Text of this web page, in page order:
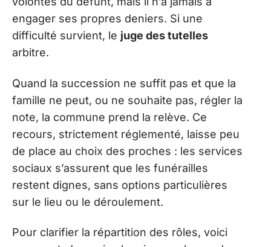
engager ses propres deniers. Si une
difficulté survient, le juge des tutelles
arbitre.
Quand la succession ne suffit pas et que la
famille ne peut, ou ne souhaite pas, régler la
note, la commune prend la relève. Ce
recours, strictement réglementé, laisse peu
de place au choix des proches : les services
sociaux s’assurent que les funérailles
restent dignes, sans options particulières
sur le lieu ou le déroulement.
Pour clarifier la répartition des rôles, voici